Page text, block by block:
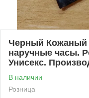
Черный Кожаный
наручные часы.
Унисекс.
В наличии
Розница